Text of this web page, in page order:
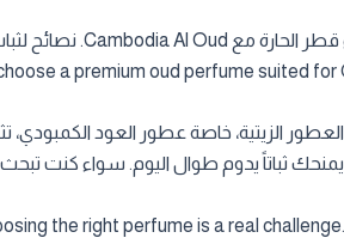
a premium oud perfume suited
العطور الزيتية، خاصة عطور العود
the right perfume is a real